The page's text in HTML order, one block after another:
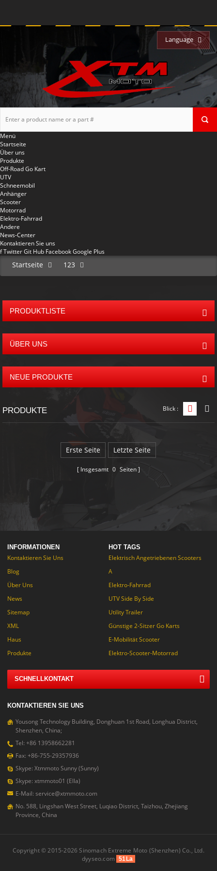
Language
Menü
Startseite
Über uns
Produkte
Off-Road Go Kart
UTV
Schneemobil
Anhänger
Scooter
Motorrad
Elektro-Fahrrad
Andere
News-Center
Kontaktieren Sie uns
fTwitterGit Hub FacebookGoogle Plus
Startseite 123
PRODUKTLISTE
ÜBER UNS
NEUE PRODUKTE
PRODUKTE Blick : Grid-
Erste Seite Letzte Seite
Insgesamt 0 Seiten
INFORMATIONEN
Kontaktieren Sie Uns
Blog
Über Uns
News
Sitemap
XML
Haus
Produkte
HOT TAGS
Elektrisch Angetriebenen Scooters
A
Elektro-Fahrrad
UTV Side By Side
Utility Trailer
Günstige 2-Sitzer Go Karts
E-Mobilität Scooter
Elektro-Scooter-Motorrad
SCHNELLKONTAKT
KONTAKTIEREN SIE UNS
Yousong Technology Building, Donghuan 1st Road, Longhua District,
Shenzhen, China;
Tel: +86 13958662281
Fax: +86-755-29357936
Skype: Xtmmoto Sunny (Sunny)
Skype: xtmmoto01 (Ella)
E-Mail: service@xtmmoto.com
No. 588, Lingshan West Street, Luqiao District, Taizhou, Zhejiang
Province, China
Copyright © 2015-2026 Sinomach Extreme Moto (Shenzhen) Co., Ltd.
dyyseo.com
51La